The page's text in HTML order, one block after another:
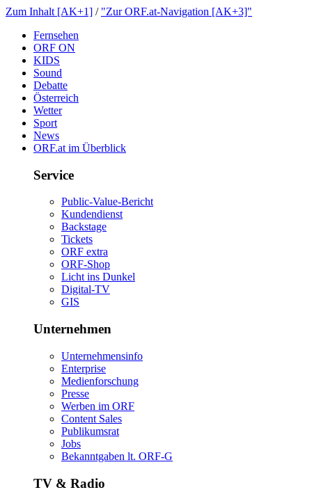
ZumInhalt[AK+1] / "ZurORF.at-Navigation[AK+3]"
Fernsehen
ORFON
KIDS
Sound
Debatte
Österreich
Wetter
Sport
News
ORF.atimÜberblick
Service
Public-Value-Bericht
Kundendienst
Backstage
Tickets
ORFextra
ORF-Shop
LichtinsDunkel
Digital-TV
GIS
Unternehmen
Unternehmensinfo
Enterprise
Medienforschung
Presse
WerbenimORF
ContentSales
Publikumsrat
Jobs
Bekanntgabenlt.ORF-G
TV&Radio